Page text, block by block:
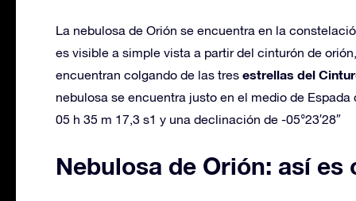
La nebulosa de Orión se encuentra en la
es visible a simple vista a partir del cinturón de
encuentran colgando de las tres estrellas del
nebulosa se encuentra justo en el medio de
05 h 35 m 17,3 s1​ y una declinación de -05°23′28″
Nebulosa de Orión: así es